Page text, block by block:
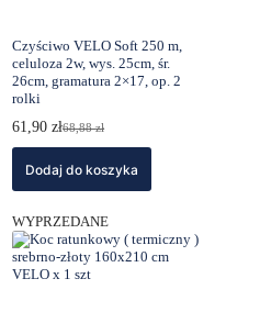
Czyściwo VELO Soft 250 m,
celuloza 2w, wys. 25cm, śr.
26cm, gramatura 2×17, op. 2
rolki
68,88zł
Pierwotna
cena
wynosiła:
61,90złAktualna
cena
wynosi:
Dodaj do koszyka
WYPRZEDANE